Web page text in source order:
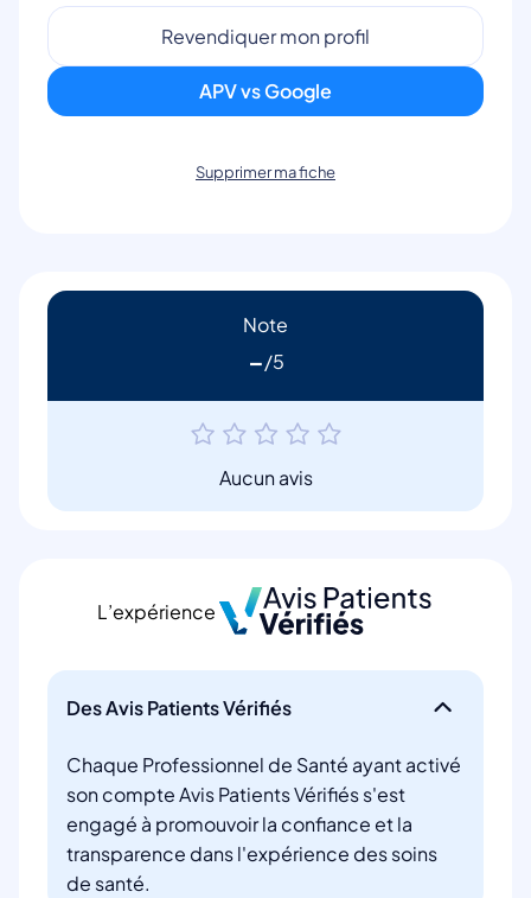
Revendiquer mon profil
APV vs Google
Supprimer ma fiche
Note
-
Aucun avis
L’expérience
Des Avis Patients Vérifiés
Chaque Professionnel de Santé ayant activé
son compte Avis Patients Vérifiés s'est
engagé à promouvoir la confiance et la
transparence dans l'expérience des soins
de santé.